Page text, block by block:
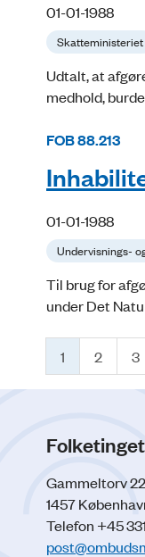
01-01-1988
Skatteministeriet
Udtalt, at
medhold,
FOB 88.213
01-01-1988
Undervisnings-
Til brug for
under Det
1 2 3
Gammeltorv 22
1457
Telefon +45